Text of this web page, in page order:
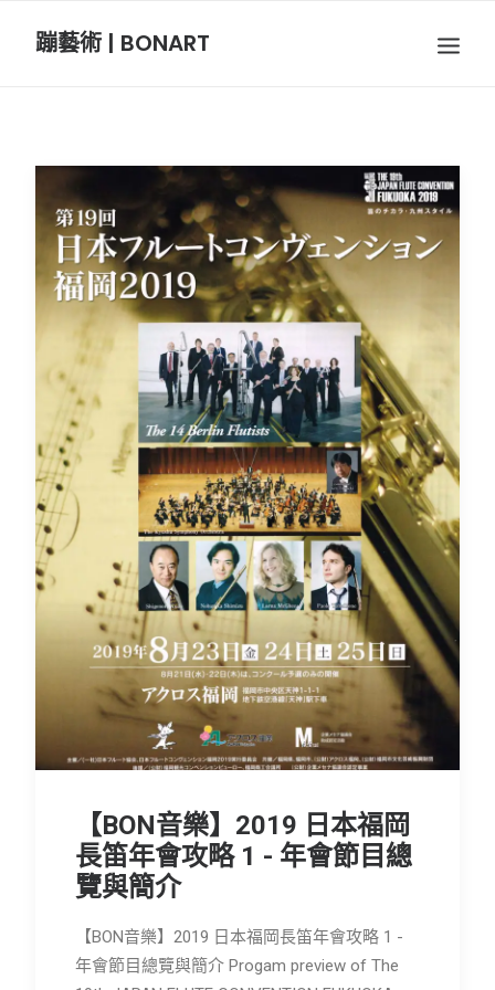
蹦藝術 | BONART
BON攝影
BON插畫
BON旅行
節慶長笛樂團
關於我們
會員專區
SEARCH
【BON音樂】2019 日本福岡
長笛年會攻略 1 - 年會節目總
覽與簡介
【BON音樂】2019 日本福岡長笛年會攻略 1 -
年會節目總覽與簡介 Progam preview of The